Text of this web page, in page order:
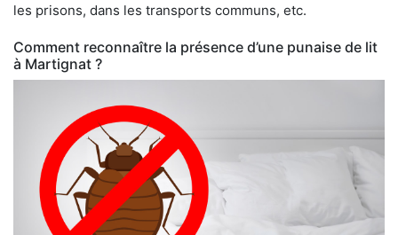
les prisons, dans les transports communs, etc.
Comment reconnaître la présence d’une punaise de lit
à Martignat ?